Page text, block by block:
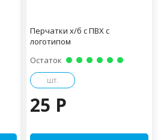
Перчатки х/б с ПВХ с
логотипом
Остаток
шт.
25 P